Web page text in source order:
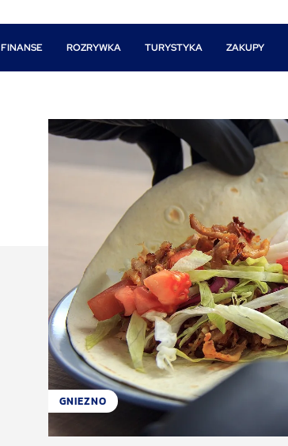
FINANSE ROZRYWKA TURYSTYKA ZAKUPY
GNIEZNO